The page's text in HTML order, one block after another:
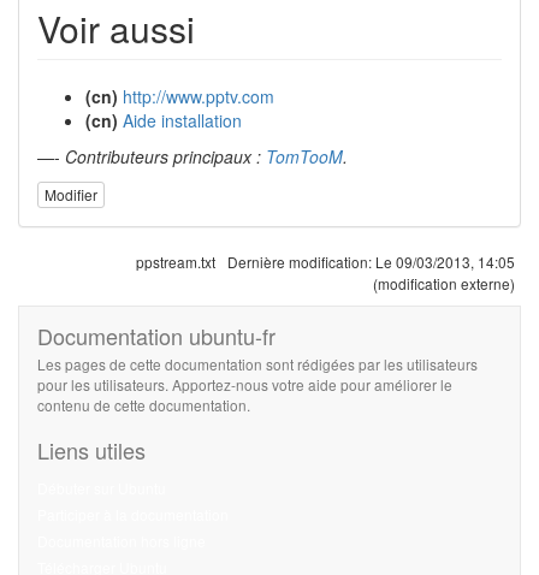
Voir aussi
(cn) http://www.pptv.com
(cn) Aide installation
—- Contributeurs principaux : TomTooM.
Modifier
ppstream.txt Dernière modification: Le 09/03/2013, 14:05
(modification externe)
Documentation ubuntu-fr
Les pages de cette documentation sont rédigées par les utilisateurs
pour les utilisateurs. Apportez-nous votre aide pour améliorer le
contenu de cette documentation.
Liens utiles